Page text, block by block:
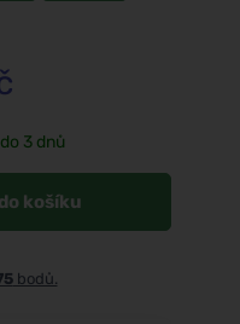
3 dnů
košíku
bodů.